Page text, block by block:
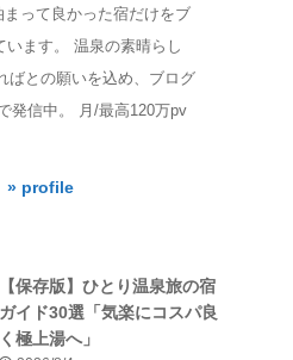
って良かった宿だけをブ
います。 温泉の素晴らし
ばとの願いを込め、ブログ
発信中。 月/最高120万pv
» profile
【保存版】ひとり温泉旅の宿
ガイド30選「気楽にコスパ良
く極上湯へ」